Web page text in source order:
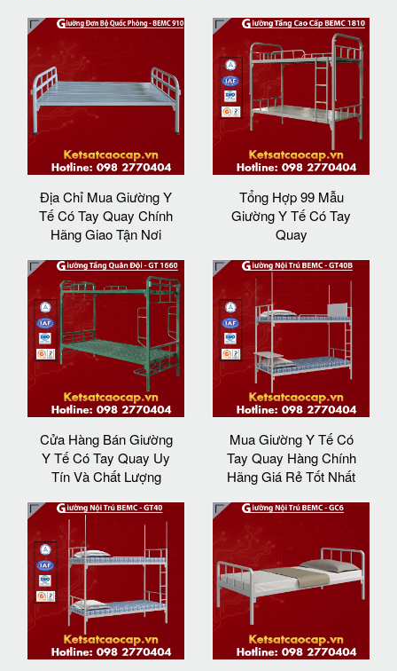
Địa Chỉ Mua Giường Y
Tế Có Tay Quay Chính
Hãng Giao Tận Nơi
Tổng Hợp 99 Mẫu
Giường Y Tế Có Tay
Quay
Cửa Hàng Bán Giường
Y Tế Có Tay Quay Uy
Tín Và Chất Lượng
Mua Giường Y Tế Có
Tay Quay Hàng Chính
Hãng Giá Rẻ Tốt Nhất